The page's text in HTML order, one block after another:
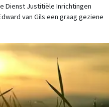
Dienst Justitiële Inrichtingen
van Gils een graag geziene